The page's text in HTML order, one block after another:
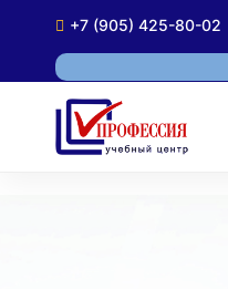
+7 (905) 425-80-02